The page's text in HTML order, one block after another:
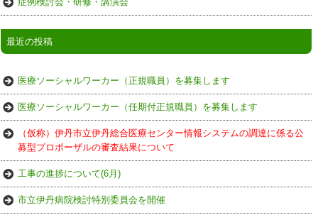
最近の投稿
医療ソーシャルワーカー（正規職員）を募集します
医療ソーシャルワーカー（任期付正規職員）を募集します
（仮称）伊丹市立伊丹総合医療センター情報システムの調達に係る公
募型プロポーザルの審査結果について
工事の進捗について(6月)
市立伊丹病院検討特別委員会を開催